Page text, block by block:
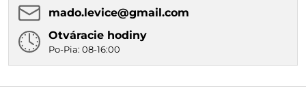
mado​.levice​@gmail​.com
Otváracie hodiny
Po-Pia: 08-16:00